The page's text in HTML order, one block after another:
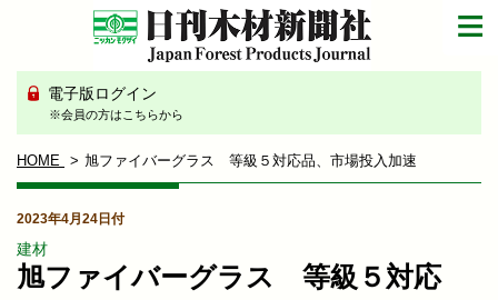
電子版ログイン
※会員の方はこちらから
HOME 旭ファイバーグラス 等級５対応品、市場投入加速
2023年4月24日付
建材
旭ファイバーグラス 等級５対応